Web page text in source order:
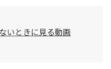
いときに見る動画